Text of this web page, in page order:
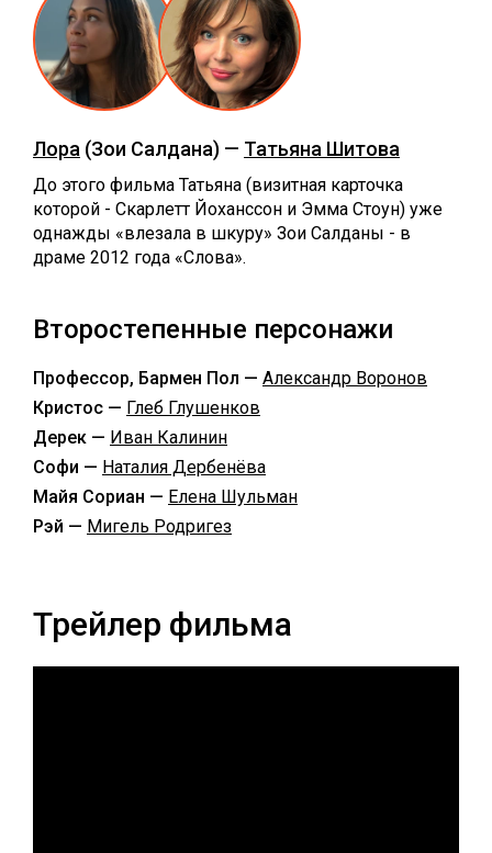
Лора (Зои Салдана) — Татьяна Шитова
До этого фильма Татьяна (визитная карточка
которой - Скарлетт Йоханссон и Эмма Стоун) уже
однажды «влезала в шкуру» Зои Салданы - в
драме 2012 года «Слова».
Второстепенные персонажи
Профессор, Бармен Пол — Александр Воронов
Кристос — Глеб Глушенков
Дерек — Иван Калинин
Софи — Наталия Дербенёва
Майя Сориан — Елена Шульман
Рэй — Мигель Родригез
Трейлер фильма